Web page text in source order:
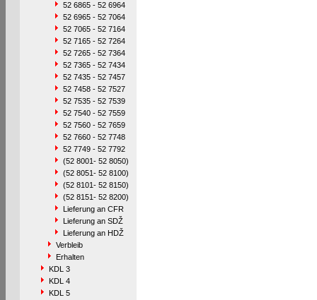
52 6865 - 52 6964
52 6965 - 52 7064
52 7065 - 52 7164
52 7165 - 52 7264
52 7265 - 52 7364
52 7365 - 52 7434
52 7435 - 52 7457
52 7458 - 52 7527
52 7535 - 52 7539
52 7540 - 52 7559
52 7560 - 52 7659
52 7660 - 52 7748
52 7749 - 52 7792
(52 8001- 52 8050)
(52 8051- 52 8100)
(52 8101- 52 8150)
(52 8151- 52 8200)
Lieferung an CFR
Lieferung an SDŽ
Lieferung an HDŽ
Verbleib
Erhalten
KDL 3
KDL 4
KDL 5